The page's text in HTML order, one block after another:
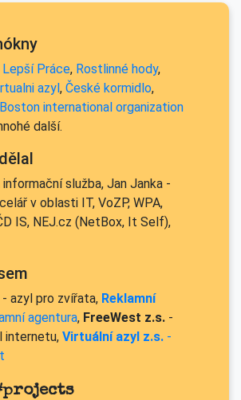
Lepší Práce, Rostlinné hody,
azyl, České kormidlo,
international organization
další.
služba, Jan Janka -
v oblasti IT, VoZP, WPA,
IS, NEJ.cz (NetBox, It Self),
- azyl pro zvířata, Reklamní
agentura, FreeWest z.s. -
internetu, Virtuální azyl z.s. -